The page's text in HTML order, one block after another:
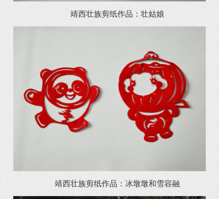
靖西壮族剪纸作品：壮姑娘
靖西壮族剪纸作品：冰墩墩和雪容融